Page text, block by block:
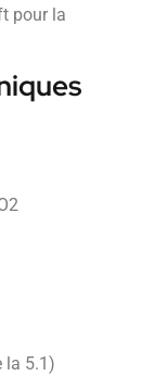
pour la
la 5.1)